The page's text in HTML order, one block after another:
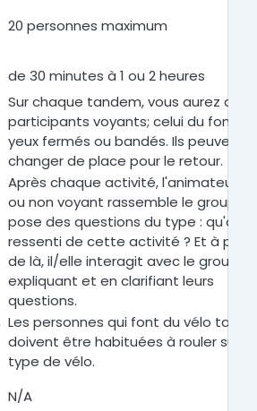
20 personnes maximum
de 30 minutes à 1 ou 2 heures
Sur chaque tandem, vous aurez deux
participants voyants; celui du fond a
yeux fermés ou bandés. Ils peuvent
changer de place pour le retour.
Après chaque activité, l'animateur
ou non voyant rassemble le groupe
pose des questions du type : qu'a-t-
ressenti de cette activité ? Et à
de là, il/elle interagit avec le groupe
expliquant et en clarifiant leurs
questions.
Les personnes qui font du vélo
doivent être habituées à rouler sur
type de vélo.
N/A